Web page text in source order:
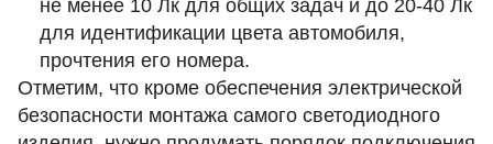
не менее 10 Лк для общих задач и до 20-40 Лк
для идентификации цвета автомобиля,
прочтения его номера.
Отметим, что кроме обеспечения электрической
безопасности монтажа самого светодиодного